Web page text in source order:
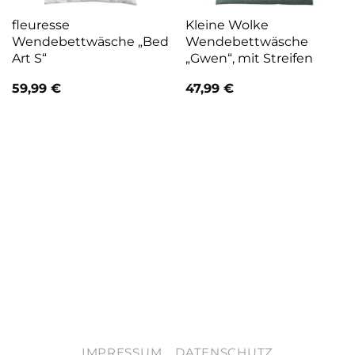
fleuresse
Wendebettwäsche „Bed
Art S“
59,99 €
Kleine Wolke
Wendebettwäsche
„Gwen“, mit Streifen
47,99 €